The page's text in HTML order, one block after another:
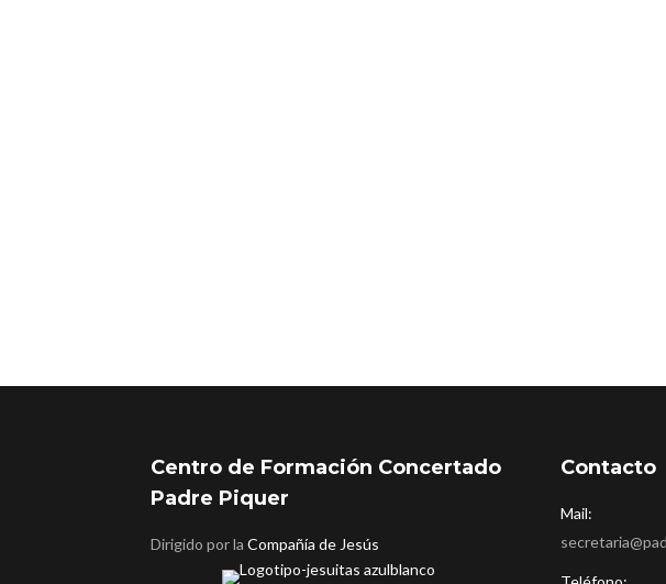
Centro de Formación Concertado
Padre Piquer
Dirigido por laCompañía de Jesús
Contacto
Mail: